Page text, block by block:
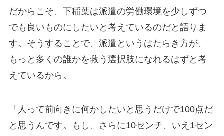
だからこそ、下稲葉は派遣の労働環境を少しずつ
でも良いものにしたいと考えているのだと語りま
す。そうすることで、派遣というはたらき方が、
もっと多くの誰かを救う選択肢になれるはずと考
えているから。
「人って前向きに何かしたいと思うだけで100点だ
と思うんです。もし、さらに10センチ、いえ1セン